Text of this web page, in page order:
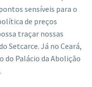
sensíveis para o
de preços
traçar nossas
Setcarce. Já no Ceará,
do Palácio da Abolição